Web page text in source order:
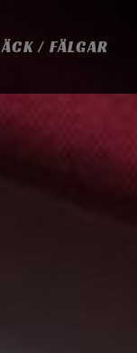
/ FÄLGAR